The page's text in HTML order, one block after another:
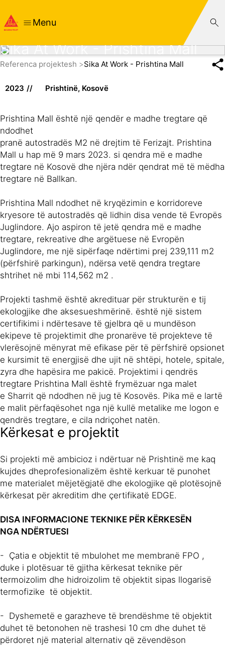
Menu
Sika At Work - Prishtina Mall
Referenca projektesh Sika At Work - Prishtina Mall
2023 Prishtinë, Kosovë
Prishtina Mall është një qendër e madhe tregtare që
ndodhet
pranë autostradës M2 në drejtim të Ferizajt. Prishtina
Mall u hap më 9 mars 2023. si qendra më e madhe
tregtare në Kosovë dhe njëra ndër qendrat më të mëdha
tregtare në Ballkan.
Prishtina Mall ndodhet në kryqëzimin e korridoreve
kryesore të autostradës që lidhin disa vende të Evropës
Juglindore. Ajo aspiron të jetë qendra më e madhe
tregtare, rekreative dhe argëtuese në Evropën
Juglindore, me një sipërfaqe ndërtimi prej 239,111 m2
(përfshirë parkingun), ndërsa vetë qendra tregtare
shtrihet në mbi 114,562 m2 .
Projekti tashmë është akredituar për strukturën e tij
ekologjike dhe aksesueshmërinë. është një sistem
certifikimi i ndërtesave të gjelbra që u mundëson
ekipeve të projektimit dhe pronarëve të projekteve të
vlerësojnë mënyrat më efikase për të përfshirë opsionet
e kursimit të energjisë dhe ujit në shtëpi, hotele, spitale,
zyra dhe hapësira me pakicë. Projektimi i qendrës
tregtare Prishtina Mall është frymëzuar nga malet
e Sharrit që ndodhen në jug të Kosovës. Pika më e lartë
e malit përfaqësohet nga një kullë metalike me logon e
qendrës tregtare, e cila ndriçohet natën.
Kërkesat e projektit
Si projekti më ambicioz i ndërtuar në Prishtinë me kaq
kujdes dheprofesionalizëm është kerkuar të punohet
me materialet mëjetëgjatë dhe ekologjike që plotësojnë
kërkesat për akreditim dhe çertifikatë EDGE.
DISA INFORMACIONE TEKNIKE PËR KËRKESËN
NGA NDËRTUESI
- Çatia e objektit të mbulohet me membranë FPO ,
duke i plotësuar të gjitha kërkesat teknike për
termoizolim dhe hidroizolim të objektit sipas llogarisë
termofizike të objektit.
- Dyshemetë e garazheve të brendëshme të objektit
duhet të betonohen në trashesi 10 cm dhe duhet të
përdoret një material alternativ që zëvendëson